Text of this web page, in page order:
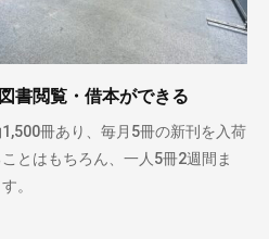
書閲覧・借本ができる
冊あり、毎月5冊の新刊を入荷
とはもちろん、一人5冊2週間ま
。